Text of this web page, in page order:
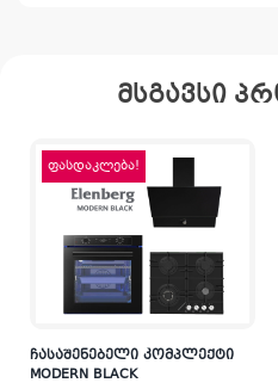
მსგავსი
ფასდაკლება!
ჩასაშენებელი კომპლექტი
MODERN BLACK